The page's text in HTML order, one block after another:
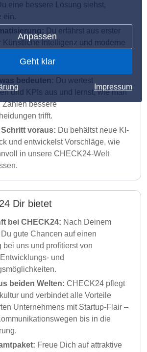
Anpassen
Geht klar
Impressum
eine bessere Lösung siehst,
ein.
Du erfährst aus erster
Künstliche Intelligenz und moderne
daran mit.
bedeuten: Du wertest
und KPIs aus und lernst, wie man
Zahlen bessere
trifft.
Schritt voraus: Du behältst neue KI-
und entwickelst Vorschläge, wie
in unsere CHECK24-Welt
Dir bietet
bei CHECK24: Nach Deinem
gute Chancen auf einen
bei uns und profitierst von
und
beiden Welten: CHECK24 pflegt
und verbindet alle Vorteile
Unternehmens mit Startup-Flair –
bis in die
Freue Dich auf attraktive